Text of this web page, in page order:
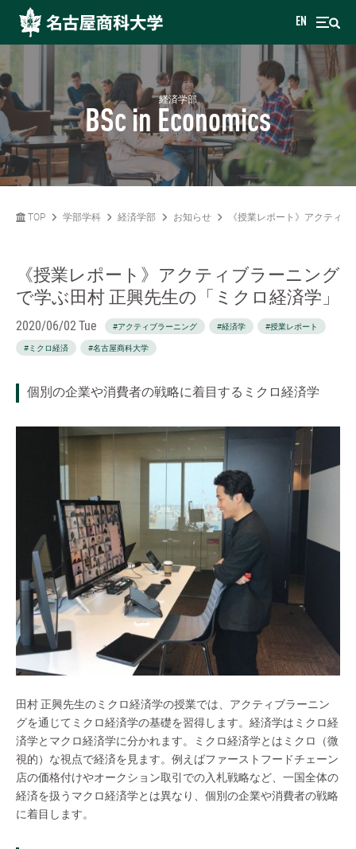
EN
経済学部
BSc in Economics
TOP 学部学科 経済学部 お知らせ 《授業レポート》アクティ
《授業レポート》アクティブラーニング
で学ぶ田村 正興先生の「ミクロ経済学」
2020/06/02 Tue #アクティブラーニング #経済学 #授業レポート
#ミクロ経済 #名古屋商科大学
個別の企業や消費者の戦略に着目するミクロ経済学
田村 正興先生のミクロ経済学の授業では、アクティブラーニン
グを通じてミクロ経済学の基礎を習得します。経済学はミクロ経
済学とマクロ経済学に分かれます。ミクロ経済学とはミクロ（微
視的）な視点で経済を見ます。例えばファーストフードチェーン
店の価格付けやオークション取引での入札戦略など、一国全体の
経済を扱うマクロ経済学とは異なり、個別の企業や消費者の戦略
に着目します。